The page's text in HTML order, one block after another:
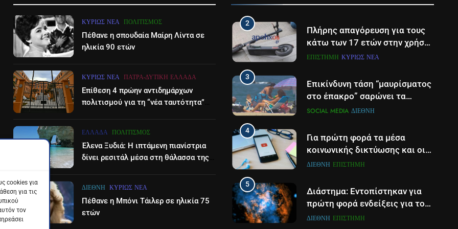
cookies για
για τις
τον
ΚΥΡΊΩΣ ΝΈΑ ΠΟΛΙΤΙΣΜΌΣ
Πέθανε η σπουδαία Μαίρη Λίντα σε
ηλικία 90 ετών
ΚΥΡΊΩΣ ΝΈΑ ΠΆΤΡΑ-ΔΥΤΙΚΉ ΕΛΛΆΔΑ
Επίθεση 4 πρώην αντιδημάρχων
πολιτισμού για τη “νέα ταυτότητα”
ΕΛΛΆΔΑ ΠΟΛΙΤΙΣΜΌΣ
Έλενα Ξυδιά: Η ιπτάμενη πιανίστρια
δίνει ρεσιτάλ μέσα στη θάλασσα της
ΔΙΕΘΝΉ ΚΥΡΊΩΣ ΝΈΑ
Πέθανε η Μπόνι Τάιλερ σε ηλικία 75
ετών
Αιτωλοακαρνανία
ΕΠΙΣΤΉΜΗ ΠΆΤΡΑ-ΔΥΤΙΚΉ ΕΛΛΆΔΑ
2
Πλήρης απαγόρευση για τους
κάτω των 17 ετών στην χρήση
πατινιού- Οι νέες ρυθμίσεις
ΕΠΙΣΤΉΜΗ ΚΥΡΊΩΣ ΝΈΑ
3
Επικίνδυνη τάση “μαυρίσματος
στο έπακρο” σαρώνει τα
σόσιαλ
SOCIAL MEDIA ΔΙΕΘΝΉ
4
Για πρώτη φορά τα μέσα
κοινωνικής δικτύωσης και οι
πλατφόρμες βίντεο
περισσότερο για ενημέρωση,
σε παγκόσμιο επίπεδο
ΔΙΕΘΝΉ ΕΠΙΣΤΉΜΗ
5
Διάστημα: Εντοπίστηκαν για
πρώτη φορά ενδείξεις για τον
άνεμο που εκπέμπει η μαύρη
ΔΙΕΘΝΉ ΕΠΙΣΤΉΜΗ